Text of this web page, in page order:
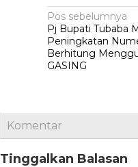
Navigasi
pos
Pos sebelumnya
Pj Bupati Tubaba
Peningkatan
Berhitung
GASING
Komentar
Tinggalkan Balasan